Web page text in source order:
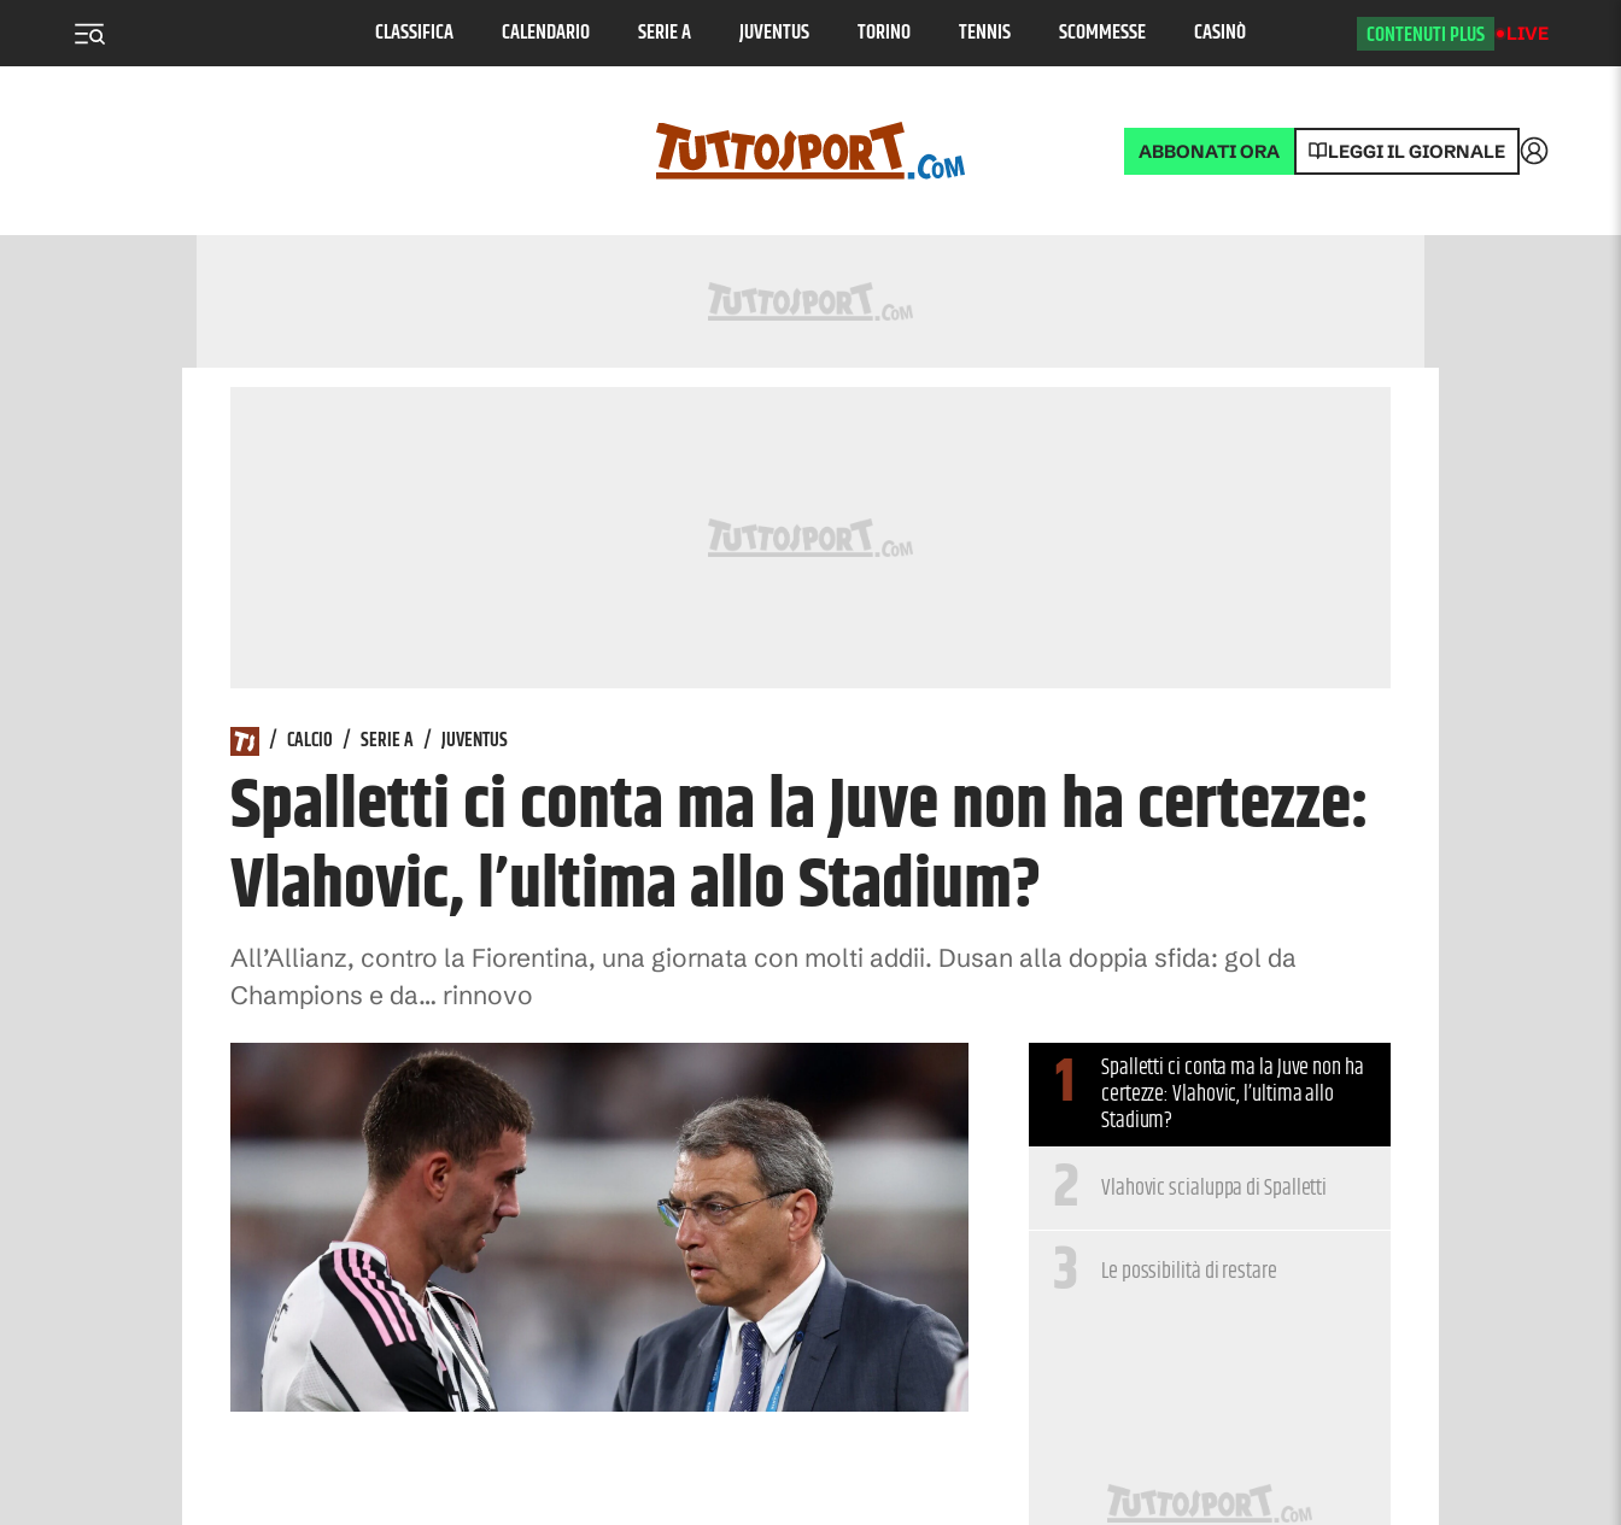
CLASSIFICA CALENDARIO SERIE A JUVENTUS TORINO TENNIS SCOMMESSE CASINÒ CONTENUTI PLUS LIVE
ABBONATI ORA LEGGI IL GIORNALE Accedi
/ CALCIO / SERIE A / JUVENTUS
Spalletti ci conta ma la Juve non ha certezze:
Vlahovic, l’ultima allo Stadium?
All’Allianz, contro la Fiorentina, una giornata con molti addii. Dusan alla doppia sfida: gol da
Champions e da… rinnovo
1 Spalletti ci conta ma la Juve non ha
certezze: Vlahovic, l’ultima allo
Stadium?
2 Vlahovic scialuppa di Spalletti
3 Le possibilità di restare